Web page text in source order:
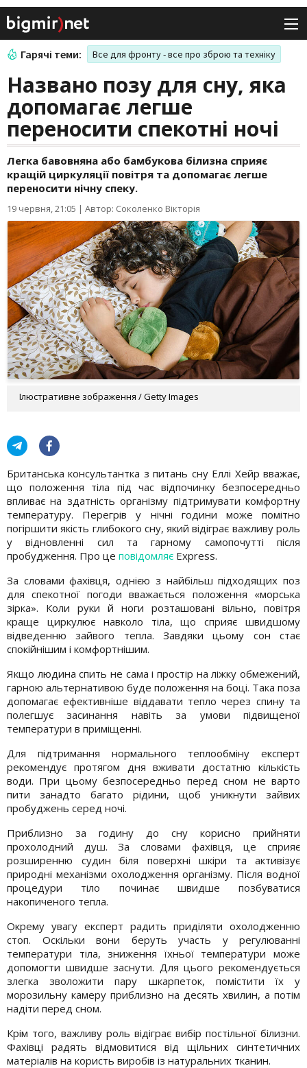
Гарячі теми: Все для фронту - все про зброю та техніку
Названо позу для сну, яка
допомагає легше
переносити спекотні ночі
Легка бавовняна або бамбукова білизна сприяє
кращій циркуляції повітря та допомагає легше
переносити нічну спеку.
19 червня, 21:05 | Автор: Соколенко Вікторія
Ілюстративне зображення / Getty Images
Британська консультантка з питань сну Еллі Хейр вважає,
що положення тіла під час відпочинку безпосередньо
впливає на здатність організму підтримувати комфортну
температуру. Перегрів у нічні години може помітно
погіршити якість глибокого сну, який відіграє важливу роль
у відновленні сил та гарному самопочутті після
пробудження. Про це повідомляє Express.
За словами фахівця, однією з найбільш підходящих поз
для спекотної погоди вважається положення «морська
зірка». Коли руки й ноги розташовані вільно, повітря
краще циркулює навколо тіла, що сприяє швидшому
відведенню зайвого тепла. Завдяки цьому сон стає
спокійнішим і комфортнішим.
Якщо людина спить не сама і простір на ліжку обмежений,
гарною альтернативою буде положення на боці. Така поза
допомагає ефективніше віддавати тепло через спину та
полегшує засинання навіть за умови підвищеної
температури в приміщенні.
Для підтримання нормального теплообміну експерт
рекомендує протягом дня вживати достатню кількість
води. При цьому безпосередньо перед сном не варто
пити занадто багато рідини, щоб уникнути зайвих
пробуджень серед ночі.
Приблизно за годину до сну корисно прийняти
прохолодний душ. За словами фахівця, це сприяє
розширенню судин біля поверхні шкіри та активізує
природні механізми охолодження організму. Після водної
процедури тіло починає швидше позбуватися
накопиченого тепла.
Окрему увагу експерт радить приділяти охолодженню
стоп. Оскільки вони беруть участь у регулюванні
температури тіла, зниження їхньої температури може
допомогти швидше заснути. Для цього рекомендується
злегка зволожити пару шкарпеток, помістити їх у
морозильну камеру приблизно на десять хвилин, а потім
надіти перед сном.
Крім того, важливу роль відіграє вибір постільної білизни.
Фахівці радять відмовитися від щільних синтетичних
матеріалів на користь виробів із натуральних тканин.